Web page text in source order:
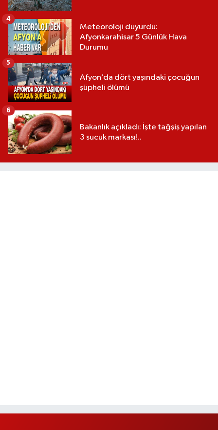
Meteoroloji duyurdu:
Afyonkarahisar 5 Günlük Hava
Durumu
4
Afyon’da dört yaşındaki çocuğun
şüpheli ölümü
5
Bakanlık açıkladı: İşte tağşiş yapılan
3 sucuk markası!..
6